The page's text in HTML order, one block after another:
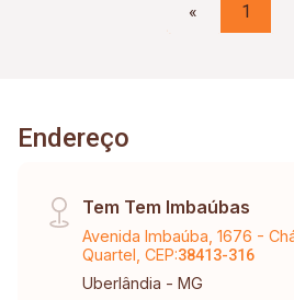
« 1
Endereço
Tem Tem Imbaúbas
Avenida Imbaúba, 1676 -
Quartel, CEP:38413-316
Uberlândia - MG